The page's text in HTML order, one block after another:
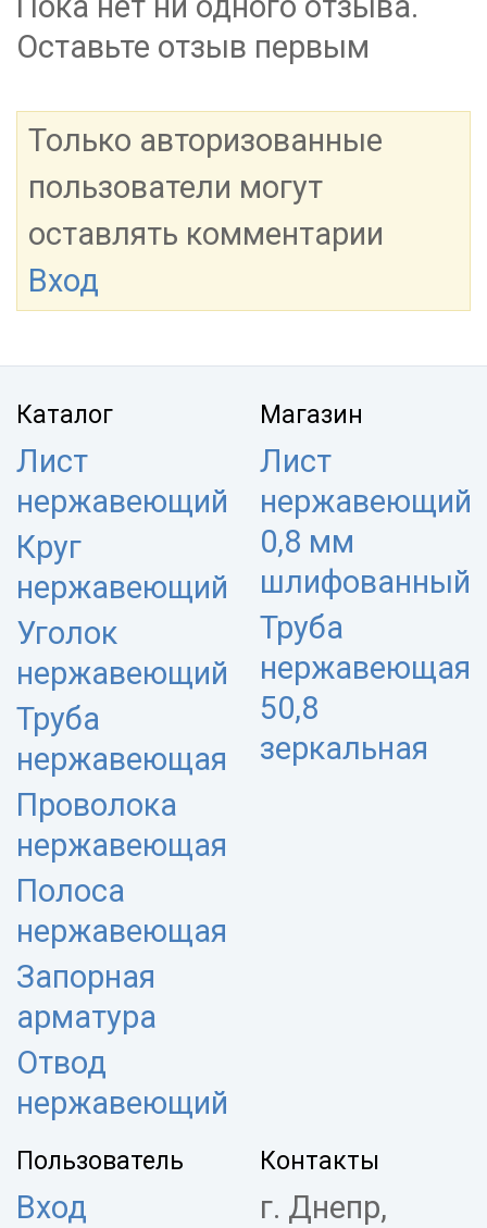
Оставьте отзыв первым
Только авторизованные
пользователи могут
оставлять комментарии
Вход
Каталог
Лист
нержавеющий
Круг
нержавеющий
Уголок
нержавеющий
Труба
нержавеющая
Проволока
нержавеющая
Полоса
нержавеющая
Запорная
арматура
Отвод
нержавеющий
Магазин
Лист
нержавеющий
0,8 мм
шлифованный
Труба
нержавеющая
50,8
зеркальная
Пользователь
Вход
Контакты
г. Днепр,